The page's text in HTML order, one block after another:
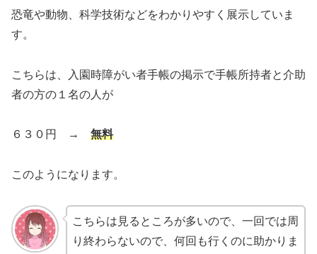
恐竜や動物、科学技術などをわかりやすく展示していま
す。
こちらは、入園時障がい者手帳の掲示で手帳所持者と介助
者の方の１名の人が
６３０円 → 無料
このようになります。
こちらは見るところが多いので、一回では周
り終わらないので、何回も行くのに助かりま